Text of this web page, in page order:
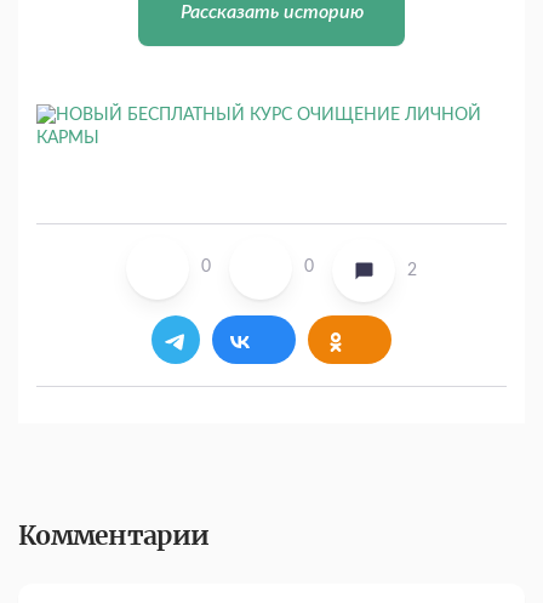
Рассказать историю
0 0 2
Комментарии